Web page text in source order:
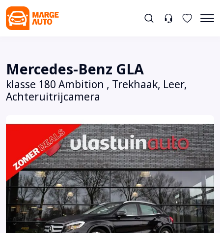
Mercedes-Benz GLA
klasse 180 Ambition , Trekhaak, Leer,
Achteruitrijcamera